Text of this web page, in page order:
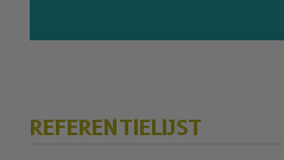
REFERENTIELIJST